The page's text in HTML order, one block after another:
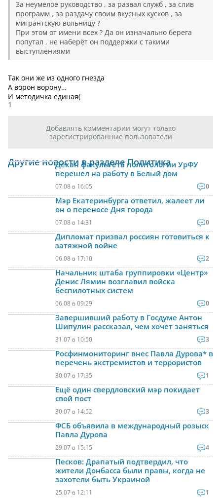
За неумелое руководство , за развал служб , за слив
программ , за раздачу своим вкусных кусков , за
мигрантскую вольницу ?
При этом от имени всех ? Да он изначально берега
попутал , не наберёт он поддержки с такими
выступлениями
Так они же из одного гнезда
А ворон ворону…
И методичка единая(
1
Добавлять комментарии могут только
зарегистрированные пользователи
Другие новости в разделе Политика
Декан факультета политологии УрФУ
перешел на работу в Белый дом
07.08 в 16:05 0
Мэр Екатеринбурга ответил, жалеет ли
он о переносе Дня города
07.08 в 14:31 0
Дипломат призвал россиян готовиться к
затяжной войне
06.08 в 17:10 2
Начальник штаба группировки «Центр»
Денис Лямин возглавил войска
беспилотных систем
06.08 в 09:29 0
Завершивший работу в Госдуме Антон
Шипулин рассказал, чем хочет заняться
31.07 в 10:50 3
Росфинмониторинг внес Павла Дурова* в
перечень экстремистов и террористов
30.07 в 17:35 1
Ещё один свердловский мэр покидает
свой пост
30.07 в 14:52 3
ФСБ объявила в международный розыск
Павла Дурова
29.07 в 15:15 4
Песков: Драпатый подтвердил, что
жители Донбасса были правы, когда не
захотели быть Украиной
25.07 в 12:11 1